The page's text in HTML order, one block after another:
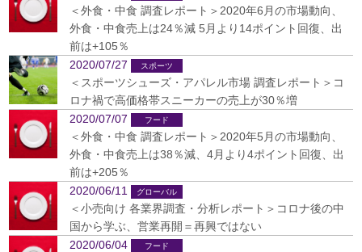
＜外食・中食 調査レポート＞2020年6月の市場動向、
外食・中食売上は24％減 5月より14ポイント回復、出
前は+105％
2020/07/27
＜スポーツシューズ・アパレル市場 調査レポート＞コ
ロナ禍で高価格帯スニーカーの売上が30％増
2020/07/07
＜外食・中食 調査レポート＞2020年5月の市場動向、
外食・中食売上は38％減、4月より4ポイント回復、出
前は+205％
2020/06/11
＜小売向け 各業界調査・分析レポート＞コロナ後の中
国から学ぶ、営業再開＝再興ではない
2020/06/04